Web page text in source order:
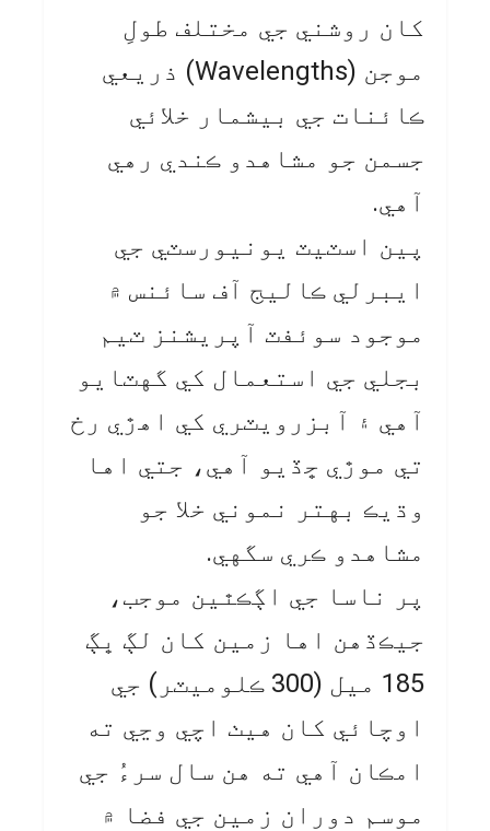
کان روشني جي مختلف طولِ
موجن (Wavelengths) ذريعي
ڪائنات جي بيشمار خلائي
جسمن جو مشاهدو ڪندي رهي
آهي.
پين اسٽيٽ يونيورسٽي جي
ايبرلي ڪاليج آف سائنس ۾
موجود سوئفٽ آپريشنز ٽيم
بجلي جي استعمال کي گهٽايو
آهي ۽ آبزرويٽري کي اهڙي رخ
تي موڙي ڇڏيو آهي، جتي اها
وڌيڪ بهتر نموني خلا جو
مشاهدو ڪري سگهي.
پر ناسا جي اڳڪٿين موجب،
جيڪڏهن اها زمين کان لڳ ڀڳ
185 ميل (300 ڪلوميٽر) جي
اوچائي کان هيٺ اچي وڃي ته
امڪان آهي ته هن سال سرءُ جي
موسم دوران زمين جي فضا ۾